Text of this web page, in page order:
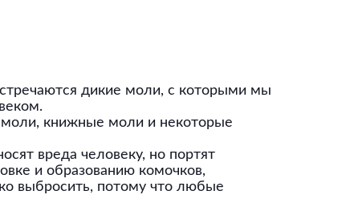
дикие моли, с которыми мы
книжные моли и некоторые
вреда человеку, но портят
и образованию комочков,
выбросить, потому что любые